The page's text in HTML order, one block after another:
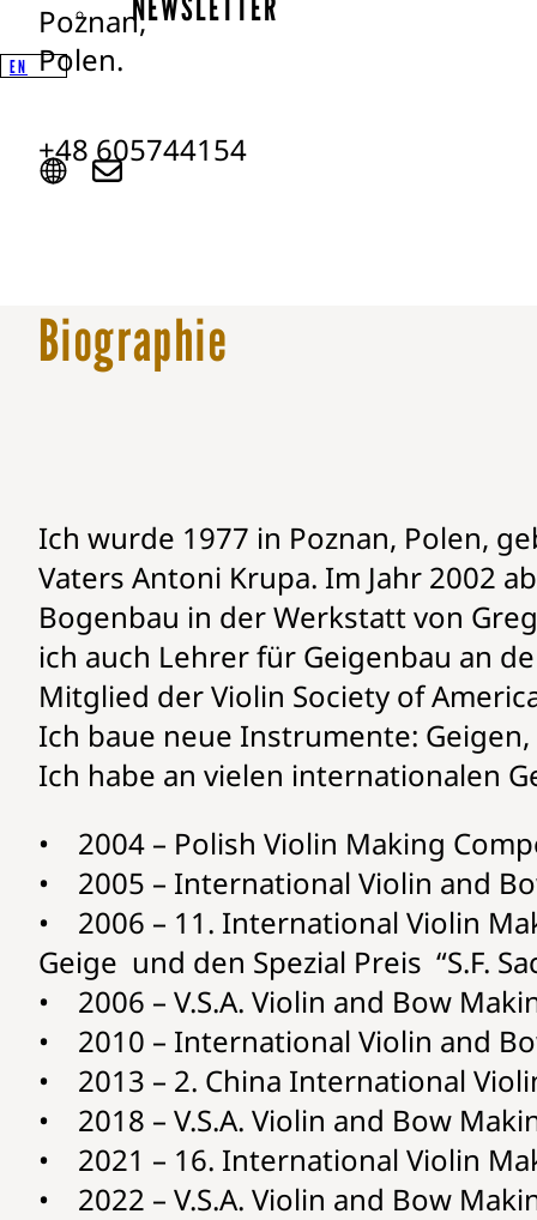
EN
Poznan,
Polen.
+48 605744154
Biographie
Ich wurde 1977 in Poznan, Polen,
Vaters Antoni Krupa. Im Jahr 2002
Bogenbau in der Werkstatt von
ich auch Lehrer für Geigenbau an
Mitglied der Violin Society of America
Ich baue neue Instrumente:
Ich habe an vielen internationalen
• 2004 – Polish Violin Making
• 2005 – International Violin and
• 2006 – 11. International Violin
Geige und den Spezial Preis “S.F.
• 2006 – V.S.A. Violin and Bow
• 2010 – International Violin and
• 2013 – 2. China International
• 2018 – V.S.A. Violin and Bow
• 2021 – 16. International Violin
• 2022 – V.S.A. Violin and Bow